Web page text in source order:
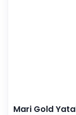
Mari Gold